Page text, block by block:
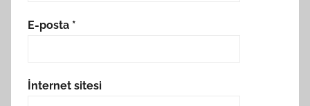
E-posta *
İnternet sitesi